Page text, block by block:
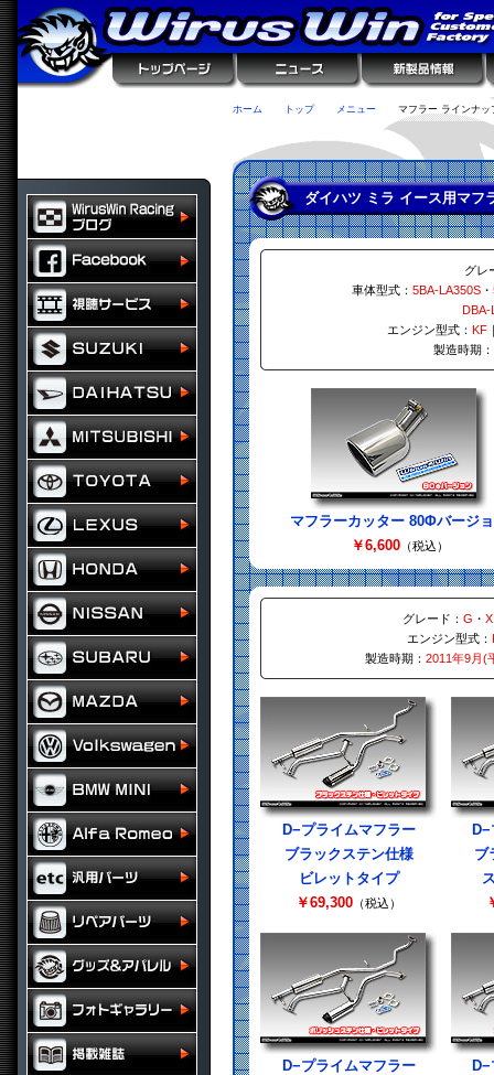
ホーム トップ メニュー マフラー ラインナッ
ダイハツ ミラ イース用マフ
グレ
車体型式： 5BA-LA350S・
DBA-
エンジン型式： KF
製造時期：
マフラーカッター 80Φバージ
￥6,600（税込）
グレード： G ・ X
エンジン型式：
製造時期： 2011年9月(
D−プライムマフラー
ブラックステン仕様
ビレットタイプ
￥69,300 （税込）
ブ
D−プライムマフラー